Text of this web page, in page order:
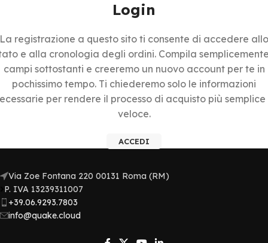
Login
La registrazione a questo sito ti consente di accedere allo
e alla cronologia degli ordini. Compila
campi sottostanti e creeremo un nuovo account per te in
pochissimo tempo. Ti chiederemo solo le informazioni
per rendere il processo di acquisto più semplice
veloce.
ACCEDI
Via Zoe Fontana 220 00131 Roma (RM)
P. IVA 13239311007​
+39.06.9293.7803
info@quake.cloud